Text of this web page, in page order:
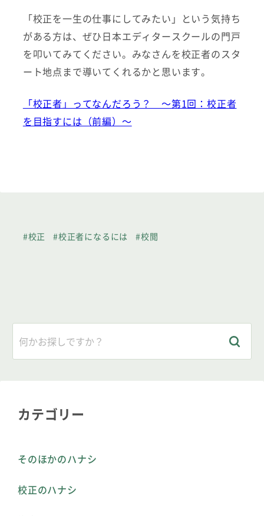
「校正を一生の仕事にしてみたい」という気持ち
がある方は、ぜひ日本エディタースクールの門戸
を叩いてみてください。みなさんを校正者のスタ
ート地点まで導いてくれるかと思います。
「校正者」ってなんだろう？ ～第1回：校正者
を目指すには（前編）～
#校正 #校正者になるには #校閲
カテゴリー
そのほかのハナシ
校正のハナシ